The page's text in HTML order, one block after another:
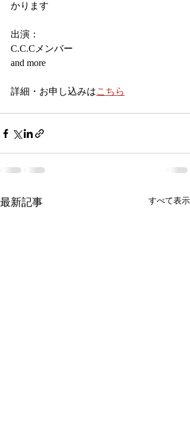
かります
出演：
C.C.Cメンバー
and more
詳細・お申し込みはこちら
最新記事 すべて表示